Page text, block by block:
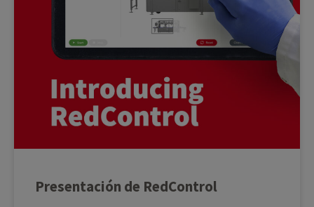
Presentación de RedControl